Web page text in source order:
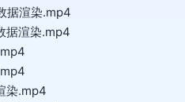
据渲染.mp4
据渲染.mp4
染.mp4